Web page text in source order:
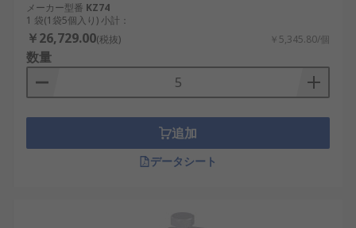
メーカー型番 KZ74
1 袋(1袋5個入り) 小計：
￥26,729.00(税抜) ￥5,345.80/個
数量
追加
データシート